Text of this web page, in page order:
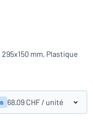
cherchez ? À vous de
mm, Plastique
68.09 CHF / unité